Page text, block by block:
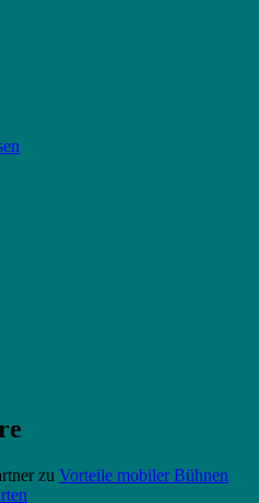
zu Vorteile mobiler Bühnen